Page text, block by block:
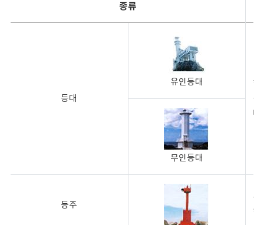
종류
등대
유인등대
항
을
대
무인등대
등주
동
한